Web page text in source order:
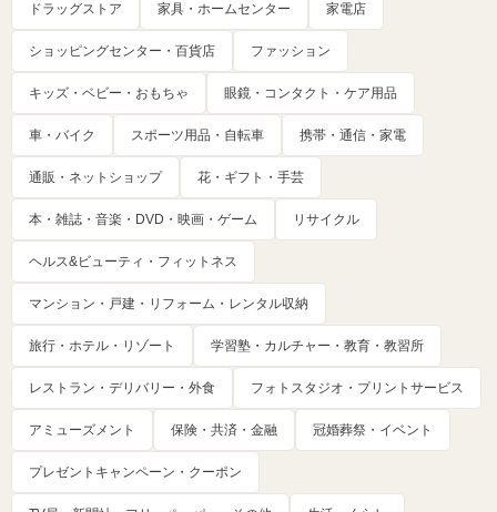
ドラッグストア 家具・ホームセンター 家電店
ショッピングセンター・百貨店 ファッション
キッズ・ベビー・おもちゃ 眼鏡・コンタクト・ケア用品
車・バイク スポーツ用品・自転車 携帯・通信・家電
通販・ネットショップ 花・ギフト・手芸
本・雑誌・音楽・DVD・映画・ゲーム リサイクル
ヘルス&ビューティ・フィットネス
マンション・戸建・リフォーム・レンタル収納
旅行・ホテル・リゾート 学習塾・カルチャー・教育・教習所
レストラン・デリバリー・外食 フォトスタジオ・プリントサービス
アミューズメント 保険・共済・金融 冠婚葬祭・イベント
プレゼントキャンペーン・クーポン